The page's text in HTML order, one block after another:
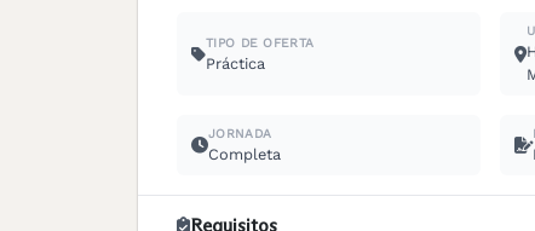
TIPO DE OFERTA
Práctica
JORNADA
Completa
Requisitos